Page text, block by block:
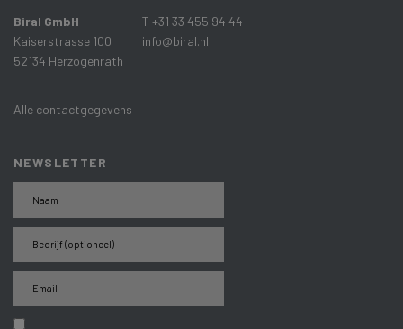
Biral GmbH
Kaiserstrasse 100
52134 Herzogenrath
Alle contactgegevens
T +31 33 455 94 44
info@biral.nl
NEWSLETTER